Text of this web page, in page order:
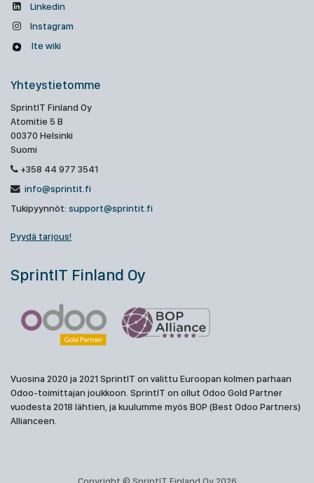
Linkedin
Instagram
Ite wiki
Yhteystietomme
SprintIT Finland Oy
Atomitie 5 B
00370 Helsinki
Suomi
+358 44 977 3541
info@sprintit.fi
Tukipyynnöt: support@sprintit.fi
Pyydä tarjous!
SprintIT Finland Oy
Vuosina 2020 ja 2021 SprintIT on valittu Euroopan kolmen parhaan
Odoo-toimittajan joukkoon. SprintIT on ollut Odoo Gold Partner
vuodesta 2018 lähtien, ja kuulumme myös BOP (Best Odoo Partners)
Allianceen.
Copyright © SprintIT Finland Oy 2026